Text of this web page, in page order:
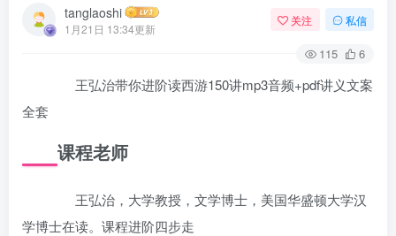
tanglaoshi
1月21日 13:34更新
关注 私信
115 6
王弘治带你进阶读西游150讲mp3音频+pdf讲义文案
全套
课程老师
王弘治，大学教授，文学博士，美国华盛顿大学汉
学博士在读。课程进阶四步走